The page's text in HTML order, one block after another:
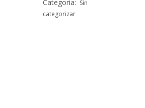
Familiar
cantidad
Categoría: Sin
categorizar